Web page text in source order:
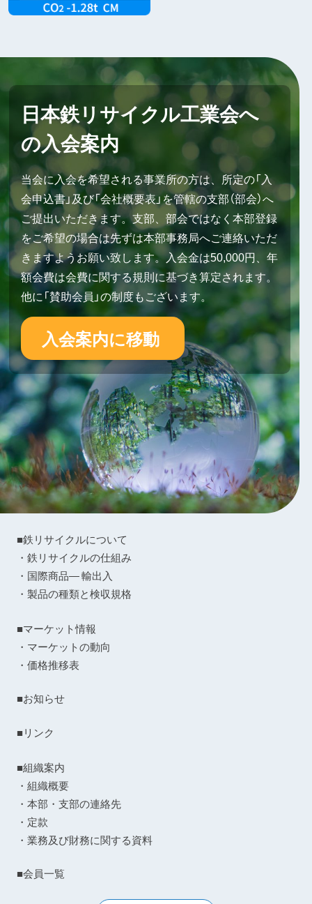
日本鉄リサイクル工業会へ
の入会案内
当会に入会を希望される事業所の方は、所定の「入
会申込書」及び「会社概要表」を管轄の支部（部会）へ
ご提出いただきます。支部、部会ではなく本部登録
をご希望の場合は先ずは本部事務局へご連絡いただ
きますようお願い致します。入会金は50,000円、年
額会費は会費に関する規則に基づき算定されます。
他に「賛助会員」の制度もございます。
入会案内に移動
■鉄リサイクルについて
・鉄リサイクルの仕組み
・国際商品― 輸出入
・製品の種類と検収規格
■マーケット情報
・マーケットの動向
・価格推移表
■お知らせ
■リンク
■組織案内
・組織概要
・本部・支部の連絡先
・定款
・業務及び財務に関する資料
■会員一覧